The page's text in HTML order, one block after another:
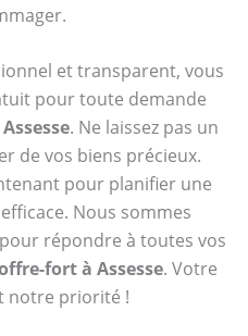
et transparent, vous
pour toute demande
. Ne laissez pas un
de vos biens précieux.
pour planifier une
Nous sommes
répondre à toutes vos
fort à Assesse. Votre
notre priorité !